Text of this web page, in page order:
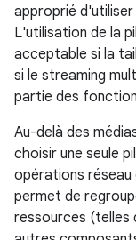
approprié
L'utilisation de la
acceptable si la
si le streaming
partie des
Au-delà des
choisir une seule
opérations
permet de
ressources (telles